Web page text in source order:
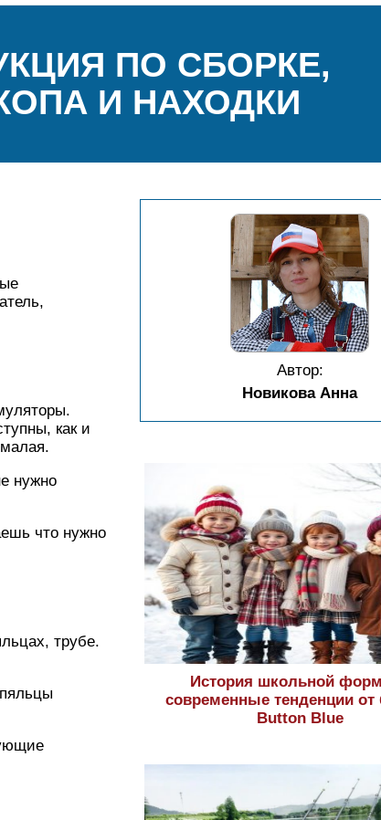
ПО СБОРКЕ,
И НАХОДКИ
как и
нужно
что нужно
трубе.
Автор:
Новикова Анна
История школьной
современные тенденции от
Button Blue